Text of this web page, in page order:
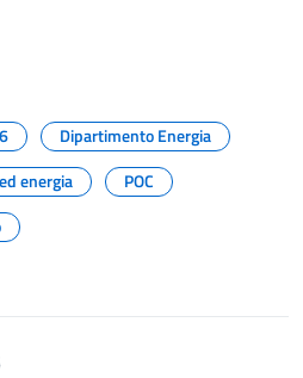
Dipartimento Energia
energia
POC